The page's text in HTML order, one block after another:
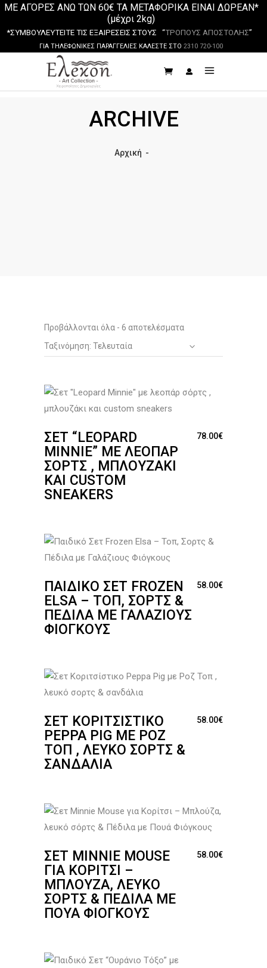
ΜΕ ΑΓΟΡΕΣ ΑΝΩ ΤΩΝ 60€ ΤΑ ΜΕΤΑΦΟΡΙΚΑ ΕΙΝΑΙ ΔΩΡΕΑΝ*
(μέχρι 2kg)
*ΣΥΜΒΟΥΛΕΥΤΕΙΤΕ ΤΙΣ ΕΞΑΙΡΕΣΕΙΣ ΣΤΟΥΣ “ΤΡΟΠΟΥΣ ΑΠΟΣΤΟΛΗΣ”
ΓΙΑ ΤΗΛΕΦΩΝΙΚΕΣ ΠΑΡΑΓΓΕΛΙΕΣ ΚΑΛΕΣΤΕ ΣΤΟ 2310 720-100
ARCHIVE
Αρχική -
Προβάλλονται όλα - 6 αποτελέσματα
by
Ταξινόμηση: Τελευταία
ΣΕΤ “LEOPARD
MINNIE” ΜΕ ΛΕΟΠΆΡ
ΣΌΡΤΣ , ΜΠΛΟΥΖΆΚΙ
ΚΑΙ CUSTOM
SNEAKERS
78.00€
ΠΑΙΔΙΚΌ ΣΕΤ FROZEN
ELSA – ΤΟΠ, ΣΟΡΤΣ &
ΠΈΔΙΛΑ ΜΕ ΓΑΛΆΖΙΟΥΣ
ΦΙΌΓΚΟΥΣ
58.00€
ΣΕΤ ΚΟΡΙΤΣΊΣΤΙΚΟ
PEPPA PIG ΜΕ ΡΟΖ
ΤΟΠ , ΛΕΥΚΌ ΣΟΡΤΣ &
ΣΑΝΔΆΛΙΑ
58.00€
ΣΕΤ MINNIE MOUSE
ΓΙΑ ΚΟΡΊΤΣΙ –
ΜΠΛΟΎΖΑ, ΛΕΥΚΌ
ΣΌΡΤΣ & ΠΈΔΙΛΑ ΜΕ
ΠΟΥΆ ΦΙΌΓΚΟΥΣ
58.00€